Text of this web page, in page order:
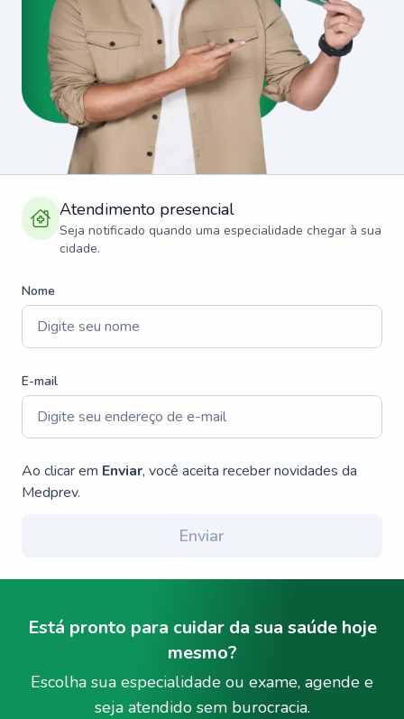
Atendimento presencial
Seja notificado quando uma especialidade chegar à sua
cidade.
Nome
E-mail
Ao clicar em Enviar, você aceita receber novidades da
Medprev.
Enviar
Está pronto para cuidar da sua saúde hoje
mesmo?
Escolha sua especialidade ou exame, agende e
seja atendido sem burocracia.